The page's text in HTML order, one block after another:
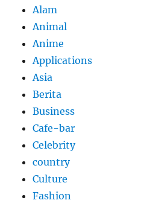
Alam
Animal
Anime
Applications
Asia
Berita
Business
Cafe-bar
Celebrity
country
Culture
Fashion